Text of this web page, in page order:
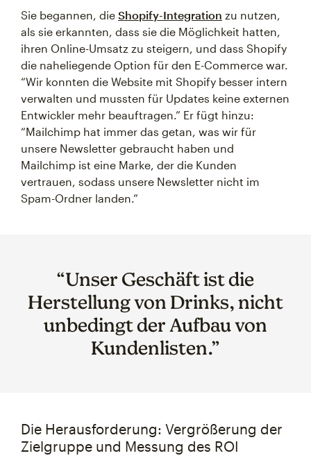
Sie begannen, die Shopify-Integration zu nutzen,
als sie erkannten, dass sie die Möglichkeit hatten,
ihren Online-Umsatz zu steigern, und dass Shopify
die naheliegende Option für den E-Commerce war.
“Wir konnten die Website mit Shopify besser intern
verwalten und mussten für Updates keine externen
Entwickler mehr beauftragen.” Er fügt hinzu:
“Mailchimp hat immer das getan, was wir für
unsere Newsletter gebraucht haben und
Mailchimp ist eine Marke, der die Kunden
vertrauen, sodass unsere Newsletter nicht im
Spam-Ordner landen.”
“Unser Geschäft ist die
Herstellung von Drinks, nicht
unbedingt der Aufbau von
Kundenlisten.”
Die Herausforderung: Vergrößerung der
Zielgruppe und Messung des ROI